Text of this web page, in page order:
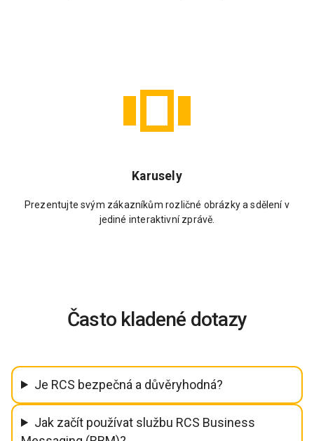
Karusely
Prezentujte svým zákazníkům rozličné obrázky a sdělení v
jediné interaktivní zprávě.
Často kladené dotazy
Je RCS bezpečná a důvěryhodná?
Jak začít používat službu RCS Business